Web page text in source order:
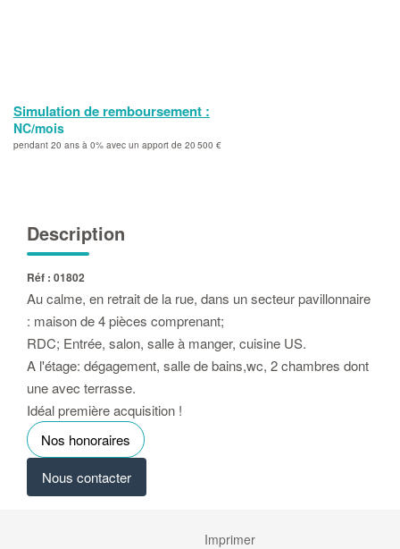
Simulation de remboursement :
NC/mois
pendant 20 ans à 0% avec un apport de 20 500 €
Description
Réf : 01802
Au calme, en retrait de la rue, dans un secteur pavillonnaire
: maison de 4 pièces comprenant;
RDC; Entrée, salon, salle à manger, cuisine US.
A l'étage: dégagement, salle de bains,wc, 2 chambres dont
une avec terrasse.
Idéal première acquisition !
Nos honoraires
Nous contacter
Imprimer